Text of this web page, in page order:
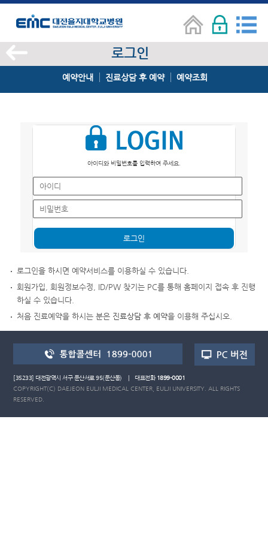
로그인
예약안내 진료상담 후 예약 예약조회
아이디와 비밀번호를 입력하여 주세요.
로그인
로그인을 하시면 예약서비스를 이용하실 수 있습니다.
회원가입, 회원정보수정, ID/PW 찾기는 PC를 통해 홈페이지 접속 후 진행
하실 수 있습니다.
처음 진료예약을 하시는 분은 진료상담 후 예약을 이용해 주십시오.
[35233] 대전광역시 서구 둔산서로 95(둔산동) | 대표전화1899-0001
COPYRIGHT(C) DAEJEON EULJI MEDICAL CENTER, EULJI UNIVERSITY. ALL RIGHTS
RESERVED.